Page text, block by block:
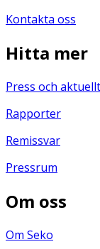
Kontakta oss
Hitta mer
Press och aktuellt
Rapporter
Remissvar
Pressrum
Om oss
Om Seko